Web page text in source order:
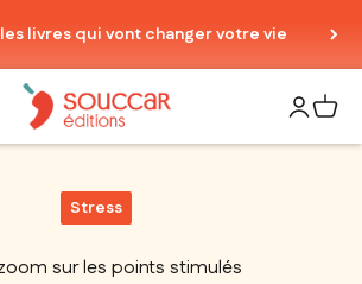
livres qui vont changer votre vie
Thierry Souccar Editions Ouvrir
Voir
Stress
sur les points stimulés